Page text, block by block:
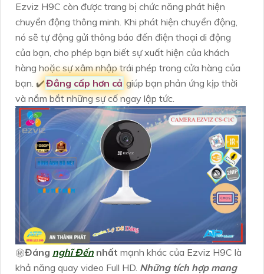
Ezviz H9C còn được trang bị chức năng phát hiện
chuyển động thông minh. Khi phát hiện chuyển động,
nó sẽ tự động gửi thông báo đến điện thoại di động
của bạn, cho phép bạn biết sự xuất hiện của khách
hàng hoặc sự xâm nhập trái phép trong cửa hàng của
bạn. ✔️Đẳng cấp hơn cả giúp bạn phản ứng kịp thời
và nắm bắt những sự cố ngay lập tức.
㊙️Đáng nghĩ Đến nhất mạnh khác của Ezviz H9C là
khả năng quay video Full HD. Những tích hợp mang